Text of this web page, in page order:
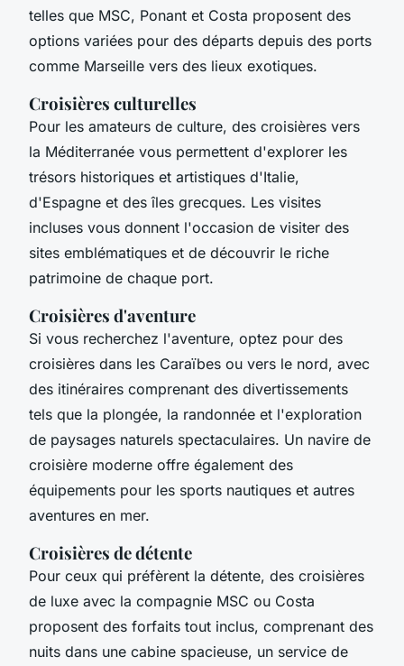
telles que MSC, Ponant et Costa proposent des
options variées pour des départs depuis des ports
comme Marseille vers des lieux exotiques.
Croisières culturelles
Pour les amateurs de culture, des croisières vers
la Méditerranée vous permettent d'explorer les
trésors historiques et artistiques d'Italie,
d'Espagne et des îles grecques. Les visites
incluses vous donnent l'occasion de visiter des
sites emblématiques et de découvrir le riche
patrimoine de chaque port.
Croisières d'aventure
Si vous recherchez l'aventure, optez pour des
croisières dans les Caraïbes ou vers le nord, avec
des itinéraires comprenant des divertissements
tels que la plongée, la randonnée et l'exploration
de paysages naturels spectaculaires. Un navire de
croisière moderne offre également des
équipements pour les sports nautiques et autres
aventures en mer.
Croisières de détente
Pour ceux qui préfèrent la détente, des croisières
de luxe avec la compagnie MSC ou Costa
proposent des forfaits tout inclus, comprenant des
nuits dans une cabine spacieuse, un service de